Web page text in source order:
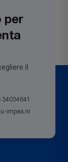
per
il
34034641
impex.nl